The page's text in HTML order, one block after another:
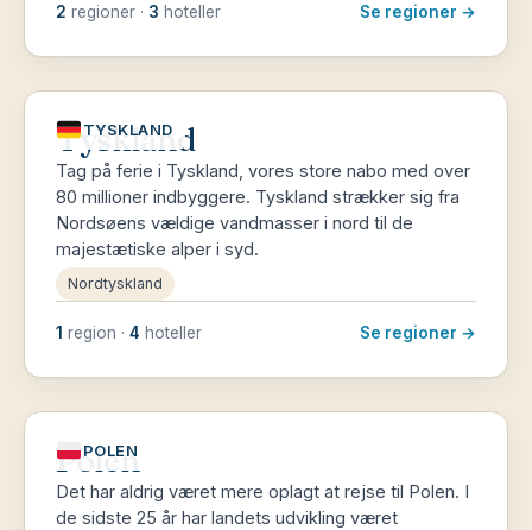
2 regioner · 3 hoteller Se regioner →
TYSKLAND
Tyskland
Tag på ferie i Tyskland, vores store nabo med over
80 millioner indbyggere. Tyskland strækker sig fra
Nordsøens vældige vandmasser i nord til de
majestætiske alper i syd.
Nordtyskland
1 region · 4 hoteller Se regioner →
POLEN
Polen
Det har aldrig været mere oplagt at rejse til Polen. I
de sidste 25 år har landets udvikling været